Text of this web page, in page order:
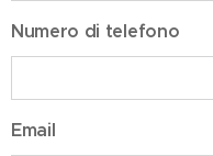
Numero di telefono
Email